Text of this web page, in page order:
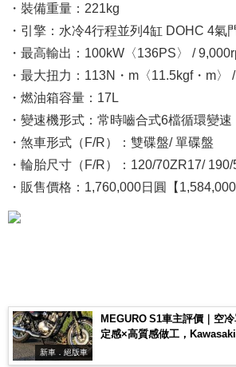
・裝備重量：221kg
・引擎：水冷4行程並列4缸 DOHC 4氣
・最高輸出：100kW〈136PS〉 /
・最大扭力：113N・m〈11.5kgf・m〉
・燃油箱容量：17L
・變速機形式：常時嚙合式6檔循環變速
・煞車形式（F/R）：雙碟盤/ 單碟盤
・輪胎尺寸（F/R）：120/70ZR17/
・販售價格：1,760,000日圓【1,584,000
新車．絕版車
MEGURO S1車主評價｜空
定感×高質感做工，